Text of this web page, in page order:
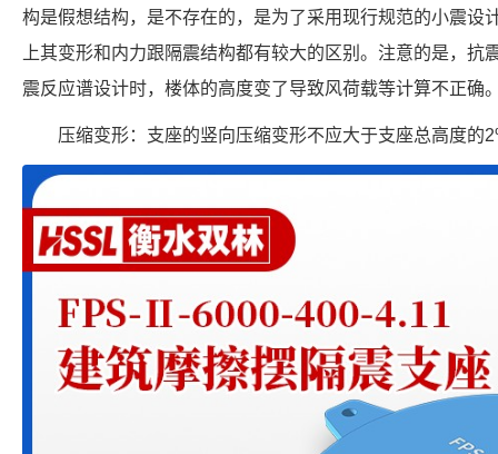
构是假想结构，是不存在的，是为了采用现行规范的小震设
上其变形和内力跟隔震结构都有较大的区别。注意的是，抗
震反应谱设计时，楼体的高度变了导致风荷载等计算不正确
压缩变形：支座的竖向压缩变形不应大于支座总高度的